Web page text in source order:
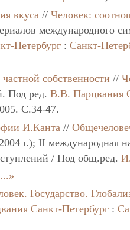
вкуса //Человек:
международного
Петербург :Санкт-
собственности //
Под ред.В.В. Парцвания
C.34-47.
И.Канта //
г.); II международная
/ Под общ.ред.
Государство.
Санкт-Петербург :